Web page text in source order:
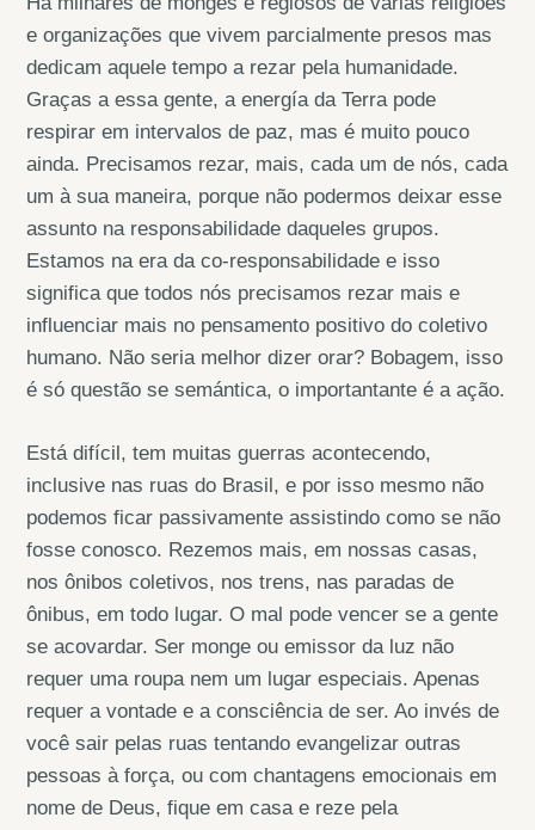
e organizações que vivem parcialmente presos mas
dedicam aquele tempo a rezar pela humanidade.
Graças a essa gente, a energía da Terra pode
respirar em intervalos de paz, mas é muito pouco
ainda. Precisamos rezar, mais, cada um de nós, cada
um à sua maneira, porque não podermos deixar esse
assunto na responsabilidade daqueles grupos.
Estamos na era da co-responsabilidade e isso
significa que todos nós precisamos rezar mais e
influenciar mais no pensamento positivo do coletivo
humano. Não seria melhor dizer orar? Bobagem, isso
é só questão se semántica, o importantante é a ação.
Está difícil, tem muitas guerras acontecendo,
inclusive nas ruas do Brasil, e por isso mesmo não
podemos ficar passivamente assistindo como se não
fosse conosco. Rezemos mais, em nossas casas,
nos ônibos coletivos, nos trens, nas paradas de
ônibus, em todo lugar. O mal pode vencer se a gente
se acovardar. Ser monge ou emissor da luz não
requer uma roupa nem um lugar especiais. Apenas
requer a vontade e a consciência de ser. Ao invés de
você sair pelas ruas tentando evangelizar outras
pessoas à força, ou com chantagens emocionais em
nome de Deus, fique em casa e reze pela